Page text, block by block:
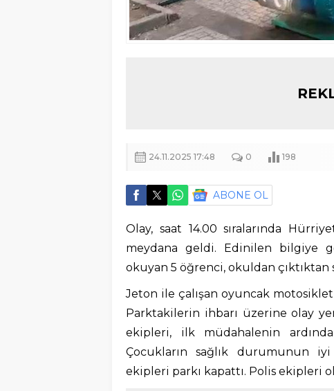
24.11.2025 17:48 0 198
ABONE OL
Olay, saat 14.00 sıralarında
meydana geldi. Edinilen bilgiye
okuyan 5 öğrenci, okuldan çıktıktan
Jeton ile çalışan oyuncak
Parktakilerin ihbarı üzerine olay
ekipleri, ilk müdahalenin
Çocukların sağlık durumunun
ekipleri parkı kapattı. Polis ekipleri